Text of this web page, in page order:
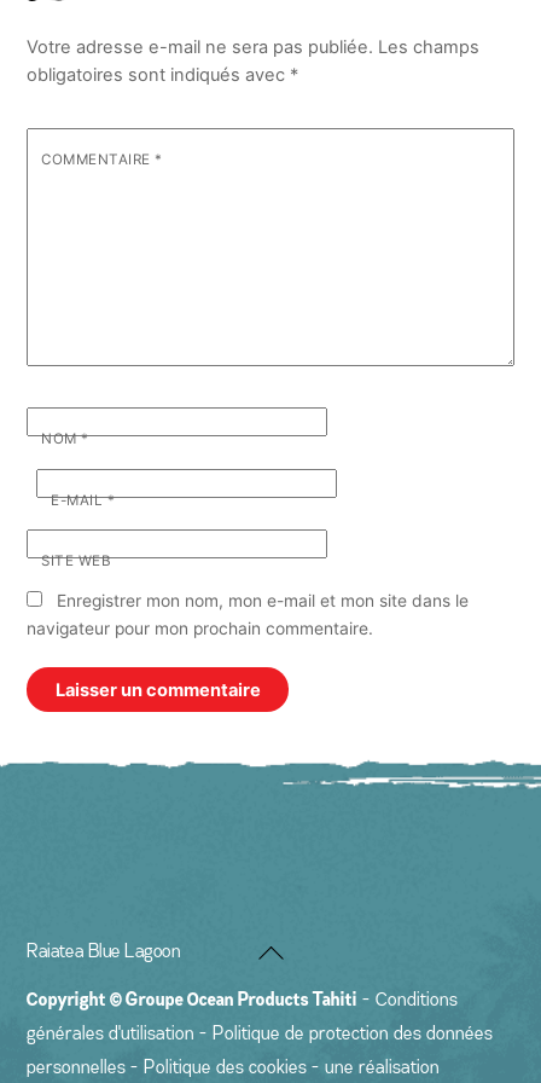
Votre adresse e-mail ne sera pas publiée. Les champs
obligatoires sont indiqués avec *
COMMENTAIRE *
NOM*
E-MAIL*
SITE WEB
Enregistrer mon nom, mon e-mail et mon site dans le
navigateur pour mon prochain commentaire.
Back
Top
Raiatea Blue Lagoon
Copyright ©Groupe Ocean Products Tahiti -Conditions
générales d'utilisation - Politique de protection des données
personnelles - Politique des cookies - une réalisation